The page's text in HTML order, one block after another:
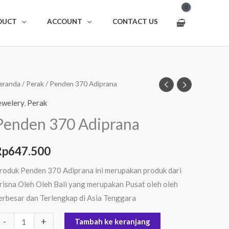
ACCOUNT CONTACT US
/ Perak/ Penden 370 Adiprana
, Perak
370 Adiprana
647.500
Penden 370 Adiprana ini merupakan produk dari
Oleh Oleh Bali yang merupakan Pusat oleh oleh
dan Terlengkap di Asia Tenggara
- + Tambah ke keranjang